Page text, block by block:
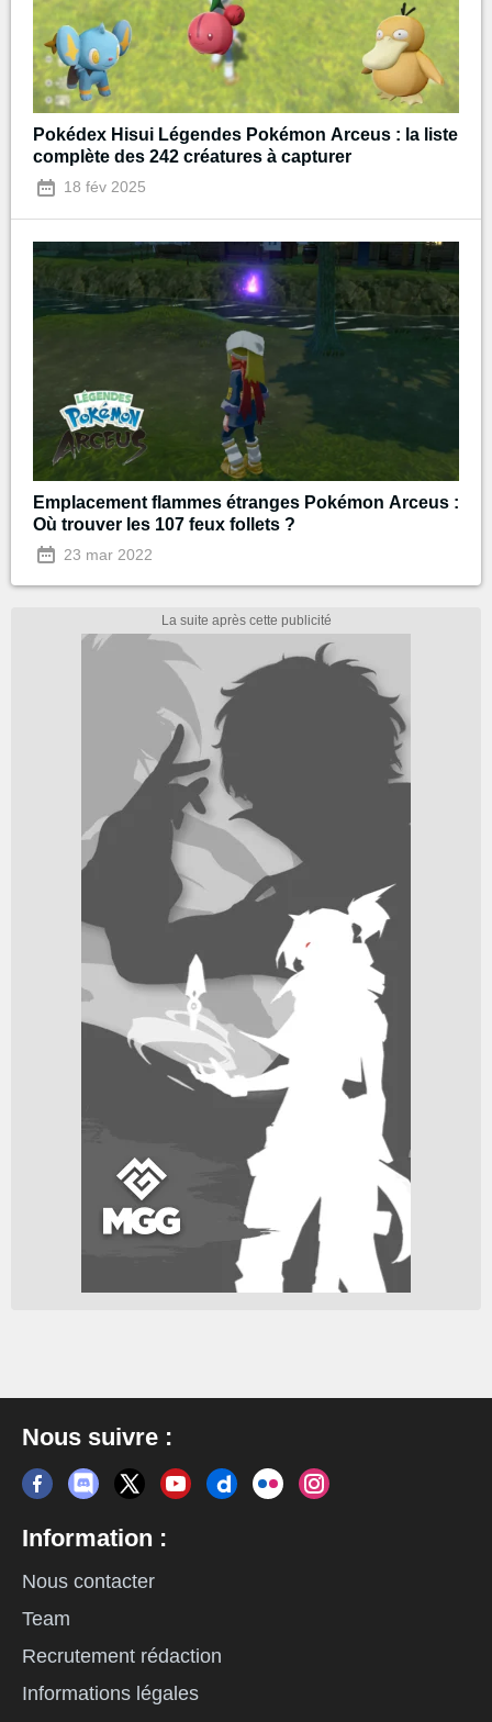
Pokédex Hisui Légendes Pokémon Arceus : la liste
complète des 242 créatures à capturer
18 fév 2025
Emplacement flammes étranges Pokémon Arceus :
Où trouver les 107 feux follets ?
23 mar 2022
Nous suivre :
Information :
Nous contacter
Team
Recrutement rédaction
Informations légales